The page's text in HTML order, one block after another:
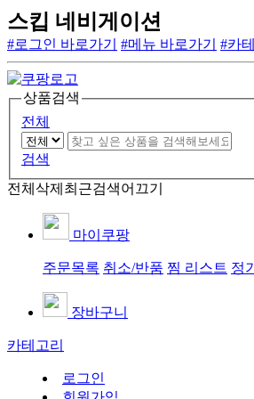
스킵 네비게이션
#로그인 바로가기 #메뉴 바로가기 #카
상품검색
전체
검색
전체삭제 최근검색어끄기
마이쿠팡
주문목록 취소/반품 찜 리스트 정
장바구니
카테고리
로그인